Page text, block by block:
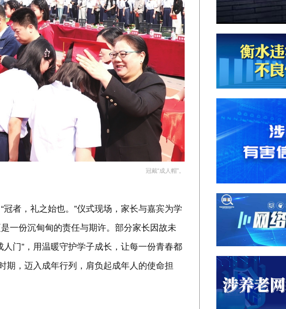
冠戴“成人帽”。
，礼之始也。”仪式现场，家长与嘉宾为学
一份沉甸甸的责任与期许。部分家长因故未
门”，用温暖守护学子成长，让每一份青春都
期，迈入成年行列，肩负起成年人的使命担